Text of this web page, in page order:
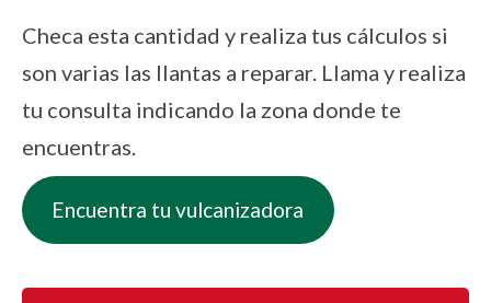
Checa esta cantidad y realiza tus cálculos si
son varias las llantas a reparar. Llama y realiza
tu consulta indicando la zona donde te
encuentras.
Encuentra tu vulcanizadora